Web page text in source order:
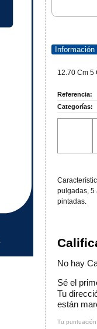
Información
12.70 Cm 5
Referencia:
Categorías:
pulgadas, 5
pintadas.
No hay
Sé el
Tu
están
Tu